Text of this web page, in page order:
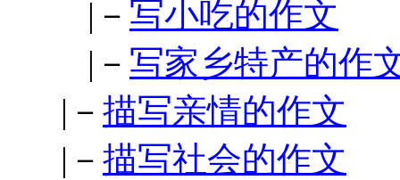
|－ 写小吃的作文
|－ 写家乡特产的作
|－ 描写亲情的作文
|－ 描写社会的作文